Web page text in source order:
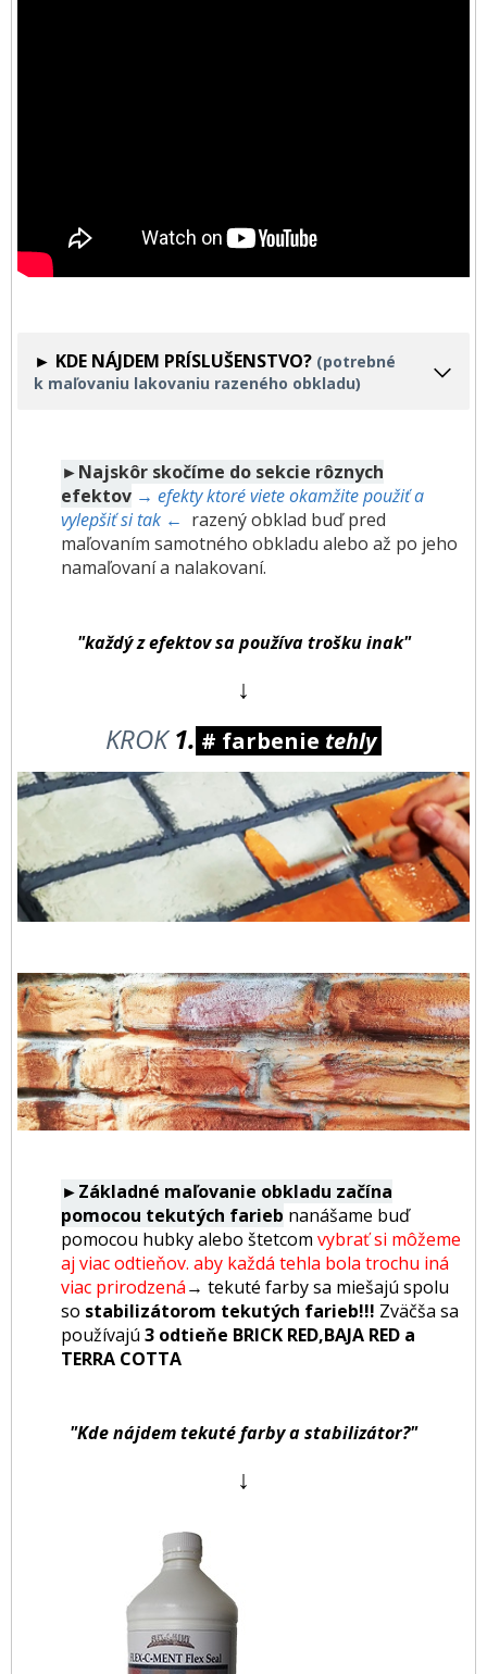
► KDE NÁJDEM PRÍSLUŠENSTVO? (potrebné
k maľovaniu lakovaniu razeného obkladu)
►Najskôr skočíme do sekcie rôznych
efektov → efekty ktoré viete okamžite použiť a
vylepšiť si tak ← razený obklad buď pred
maľovaním samotného obkladu alebo až po jeho
namaľovaní a nalakovaní.
"každý z efektov sa používa trošku inak"
↓
KROK1. # farbenie tehly
►Základné maľovanie obkladu začína
pomocou tekutých farieb nanášame buď
pomocou hubky alebo štetcom vybrať si môžeme
aj viac odtieňov. aby každá tehla bola trochu iná
viac prirodzená→ tekuté farby sa miešajú spolu
so stabilizátorom tekutých farieb!!! Zväčša sa
používajú 3 odtieňe BRICK RED,BAJA RED a
TERRA COTTA
"Kde nájdem tekuté farby a stabilizátor?"
↓